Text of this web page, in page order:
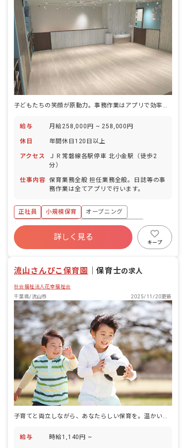
給与 月給258,000円 ~ 258,000円
休日 年間休日120日以上
アクセス
ＪＲ常磐線各駅停車 北小金駅（徒歩2
分）
仕事内容 保育業務全般 担任業務全般。日誌等の事
務作業は全てアプリで行います。
正社員 小規模保育
オープニング
ボーナス・賞与あり
年間休日120日以上
寮・住宅・家賃補助あり
社会保険完備
詳しく見る
キープ
流山さんぴこ保育園 ｜保育士の求人
社会福祉法人花幸福祉会
千葉県/流山市
2025/11/20更新
子育てと両立しながら、あなたらしい保育を。温かい職場で働きませんか？
給与 時給1,140円 ~